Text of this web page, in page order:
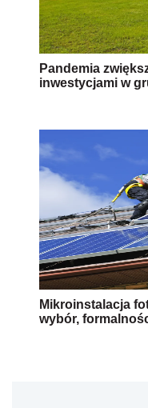
Pandemia
inwestycjami w
Mikroinstalacja
wybór,